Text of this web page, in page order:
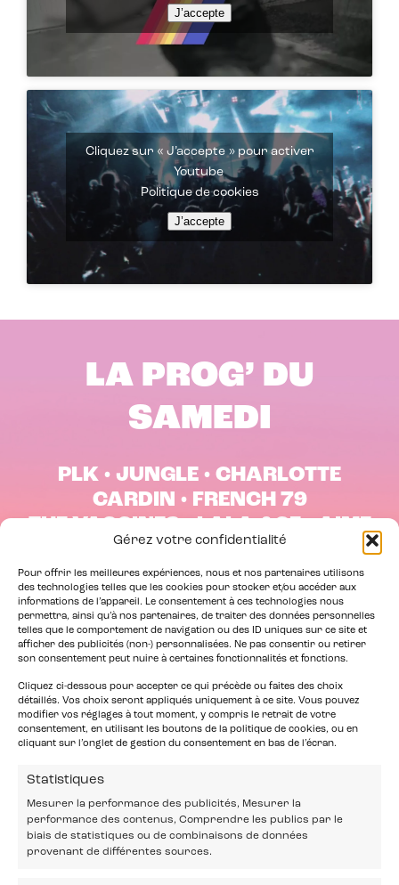
Gérez votre confidentialité
Pour offrir les meilleures expériences, nous et nos partenaires utilisons
des technologies telles que les cookies pour stocker et/ou accéder aux
informations de l’appareil. Le consentement à ces technologies nous
permettra, ainsi qu’à nos partenaires, de traiter des données personnelles
telles que le comportement de navigation ou des ID uniques sur ce site et
afficher des publicités (non-) personnalisées. Ne pas consentir ou retirer
son consentement peut nuire à certaines fonctionnalités et fonctions.
Cliquez ci-dessous pour accepter ce qui précède ou faites des choix
détaillés. Vos choix seront appliqués uniquement à ce site. Vous pouvez
modifier vos réglages à tout moment, y compris le retrait de votre
consentement, en utilisant les boutons de la politique de cookies, ou en
cliquant sur l’onglet de gestion du consentement en bas de l’écran.
Statistiques
Mesurer la performance des publicités, Mesurer la
performance des contenus, Comprendre les publics par le
biais de statistiques ou de combinaisons de données
provenant de différentes sources.
J’accepte
Cliquez sur « J’accepte » pour activer
Youtube
Politique de cookies
J’accepte
LA PROG’ DU
SAMEDI
PLK • JUNGLE • CHARLOTTE
CARDIN • FRENCH 79
THE VACCINES • LALA &CE • AIME
SIMONE
RÉSERVER MES PLACES